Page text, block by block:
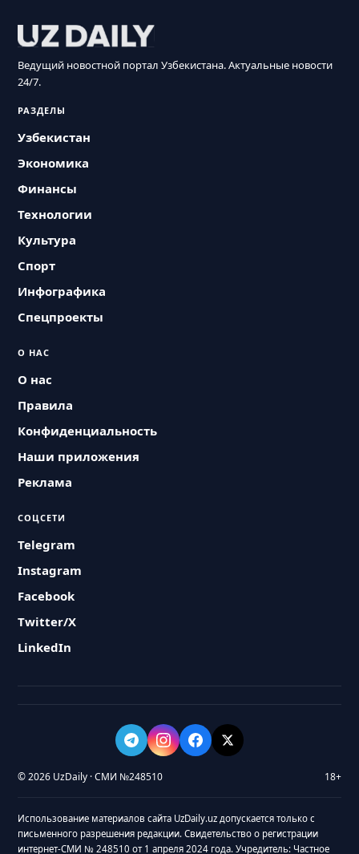
Ведущий новостной портал Узбекистана. Актуальные новости
24/7.
РАЗДЕЛЫ
Узбекистан
Экономика
Финансы
Технологии
Культура
Спорт
Инфографика
Спецпроекты
О НАС
О нас
Правила
Конфиденциальность
Наши приложения
Реклама
СОЦСЕТИ
Telegram
Instagram
Facebook
Twitter/X
LinkedIn
© 2026 UzDaily · СМИ №248510 18+
Использование материалов сайта UzDaily.uz допускается только с
письменного разрешения редакции. Свидетельство о регистрации
интернет-СМИ № 248510 от 1 апреля 2024 года. Учредитель: Частное